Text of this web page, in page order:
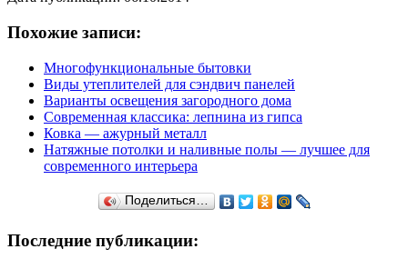
Похожие записи:
Многофункциональные бытовки
Виды утеплителей для сэндвич панелей
Варианты освещения загородного дома
Современная классика: лепнина из гипса
Ковка — ажурный металл
Натяжные потолки и наливные полы — лучшее для
современного интерьера
Поделиться…
Последние публикации: